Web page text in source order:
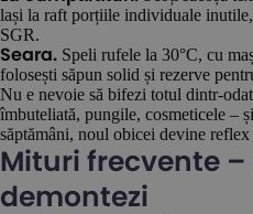
lași la raft porțiile individuale
SGR.
Seara. Speli rufele la 30°C, cu
folosești săpun solid și rezerve
Nu e nevoie să bifezi totul dintr-
îmbuteliată, pungile, cosmeticele –
săptămâni, noul obicei devine
Mituri frecvente –
demontezi